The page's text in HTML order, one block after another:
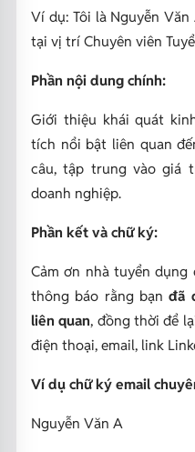
Ví dụ:Tôi là Nguyễn
tại vị trí Chuyên viên
Phần nội dung chính:
Giới thiệu khái quát
tích nổi bật liên quan
câu, tập trung vào giá
doanh nghiệp.
Phần kết và chữ ký:
Cảm ơn nhà tuyển
thông báo rằng bạnđã
liên quan, đồng thời để
điện thoại, email, link
Ví dụ chữ ký email
Nguyễn Văn A